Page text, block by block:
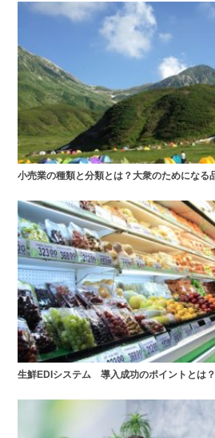
小売業の種類と分類とは？大衆のためになる
生鮮EDIシステム 導入成功のポイントとは？